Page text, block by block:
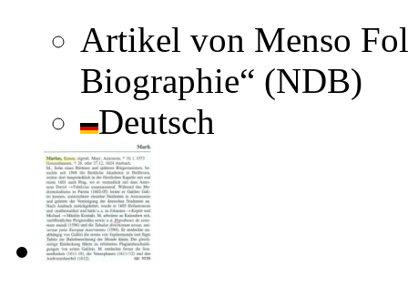
Artikel von Menso
Biographie“ (NDB)
Deutsch